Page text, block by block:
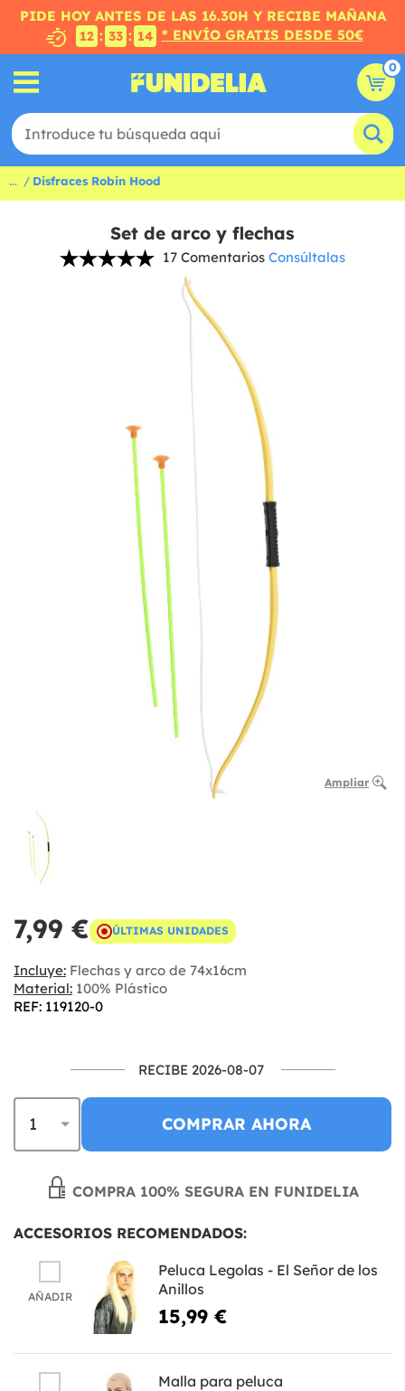
PIDE HOY ANTES DE LAS 16.30H Y RECIBE MAÑANA
12 : 33 : 13 * ENVÍO GRATIS DESDE 50€
0
... Disfraces Robin Hood
Set de arco y flechas
17 Comentarios Consúltalas
Ampliar
7,99 € ÚLTIMAS UNIDADES
Incluye: Flechas y arco de 74x16cm
Material: 100% Plástico
REF: 119120-0
RECIBE 2026-08-07
COMPRAR AHORA
COMPRA 100% SEGURA EN FUNIDELIA
ACCESORIOS RECOMENDADOS:
AÑADIR
Peluca Legolas - El Señor de los
Anillos
15,99 €
Malla para peluca